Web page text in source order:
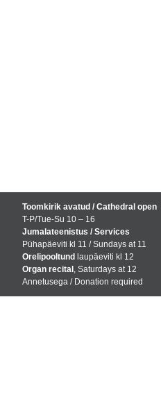
Toomkirik avatud / Cathedral open
T-P/Tue-Su 10 – 16
Jumalateenistus / Services
Pühapäeviti kl 11 / Sundays at 11
Orelipooltund laupäeviti kl 12
Organ recital , Saturdays at 12
Annetusega / Donation required